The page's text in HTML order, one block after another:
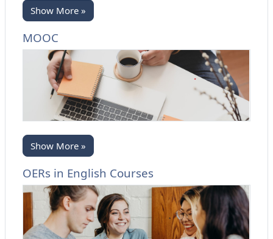
Show More »
MOOC
Show More »
OERs in English Courses